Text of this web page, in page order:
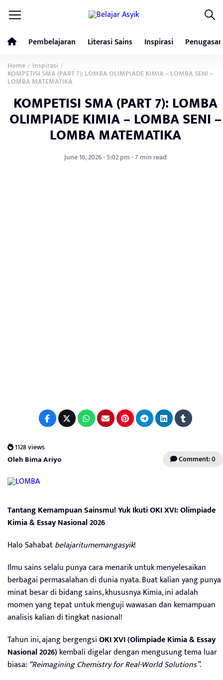
Pembelajaran Literasi Sains Inspirasi Penugasan
Home / Inspirasi /
KOMPETISI SMA (PART 7): LOMBA OLIMPIADE KIMIA – LOMBA SENI –
LOMBA MATEMATIKA
KOMPETISI SMA (PART 7): LOMBA
OLIMPIADE KIMIA – LOMBA SENI –
LOMBA MATEMATIKA
June 16, 2026 - 5:02 pm - 7 min read
1128 views
Oleh Bima Ariyo Comment: 0
Tantang Kemampuan Sainsmu! Yuk Ikuti OKI XVI: Olimpiade
Kimia & Essay Nasional 2026
Halo Sahabatbelajaritumemangasyik!
Ilmu sains selalu punya cara menarik untuk menyelesaikan
berbagai permasalahan di dunia nyata. Buat kalian yang punya
minat besar di bidang sains, khususnya Kimia, ini adalah
momen yang tepat untuk menguji wawasan dan kemampuan
analisis kalian di tingkat nasional!
Tahun ini, ajang bergengsiOKI XVI (Olimpiade Kimia & Essay
Nasional 2026) kembali digelar dengan mengusung tema luar
biasa: “Reimagining Chemistry for Real-World Solutions”.